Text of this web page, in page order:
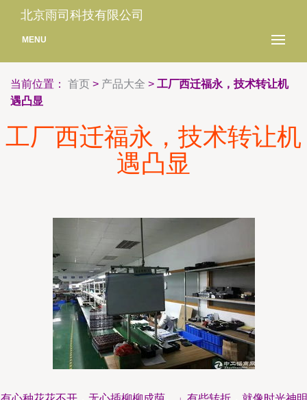
北京雨司科技有限公司
MENU
当前位置： 首页 > 产品大全 > 工厂西迁福永，技术转让机
遇凸显
工厂西迁福永，技术转让机
遇凸显